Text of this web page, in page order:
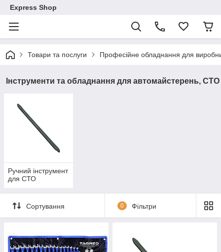
Express Shop
Товари та послуги Професійне обладнання для
Інструменти та обладнання для автомайстерень, СТО
Ручний інструмент
для СТО
Сортування 0 Фільтри